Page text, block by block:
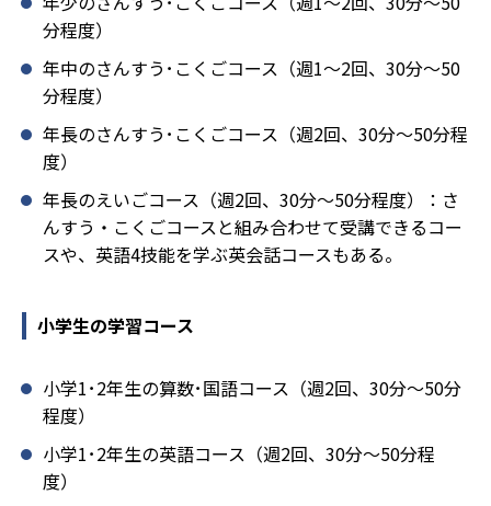
分程度）
年中のさんすう･こくごコース（週1～2回、30分～50
分程度）
年長のさんすう･こくごコース（週2回、30分～50分程
度）
年長のえいごコース（週2回、30分～50分程度）：さ
んすう・こくごコースと組み合わせて受講できるコー
スや、英語4技能を学ぶ英会話コースもある。
小学生の学習コース
小学1･2年生の算数･国語コース（週2回、30分～50分
程度）
小学1･2年生の英語コース（週2回、30分～50分程
度）